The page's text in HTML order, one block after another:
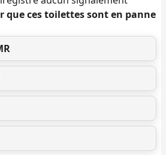
que ces toilettes sont en panne